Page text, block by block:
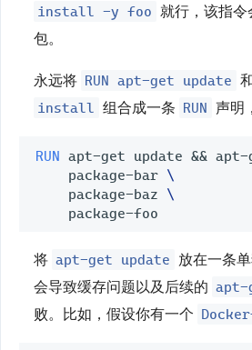
install -y foo 就行，该指令
包。
永远将 RUN apt-get update
install 组合成一条 RUN 声明
RUN apt-get update && apt-
    package-bar
\
    package-baz
\
将 apt-get update 放在一条
会导致缓存问题以及后续的
败。比如，假设你有一个